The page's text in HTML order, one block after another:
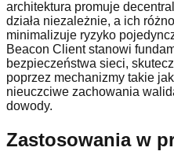
architektura promuje
działa niezależnie, a ich
minimalizuje ryzyko
Beacon Client stanowi
bezpieczeństwa sieci,
poprzez mechanizmy takie
nieuczciwe zachowania
dowody.
Zastosowania w